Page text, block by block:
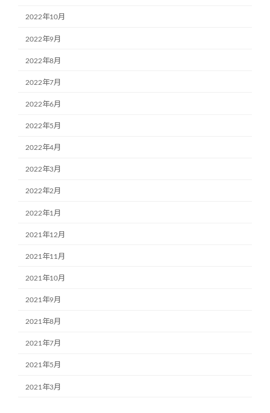
2022年10月
2022年9月
2022年8月
2022年7月
2022年6月
2022年5月
2022年4月
2022年3月
2022年2月
2022年1月
2021年12月
2021年11月
2021年10月
2021年9月
2021年8月
2021年7月
2021年5月
2021年3月